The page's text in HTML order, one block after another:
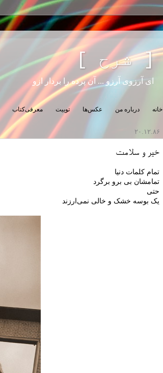
[ شرح ]
ای آرزوی آرزو ... آن پرده را بردار ازو
خانه درباره من عکس‌ها توییت معرفی‌کتاب
۲۰.۱۲.۸۶
خیر و سلامت
تمام کلمات دنیا
تمامشان بی برو برگرد
حتی
یک بوسه خشک و خالی نمی‌ارزند